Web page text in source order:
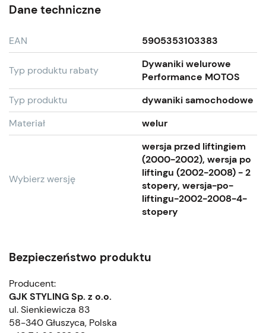
Dane techniczne
EAN 5905353103383
Typ produktu rabaty
Dywaniki welurowe
Performance MOTOS
Typ produktu
dywaniki samochodowe
Materiał
welur
Wybierz wersję
wersja przed liftingiem
(2000-2002), wersja po
liftingu (2002-2008) - 2
stopery, wersja-po-
liftingu-2002-2008-4-
stopery
Bezpieczeństwo produktu
Producent:
GJK STYLING Sp. z o.o.
ul. Sienkiewicza 83
58-340 Głuszyca, Polska